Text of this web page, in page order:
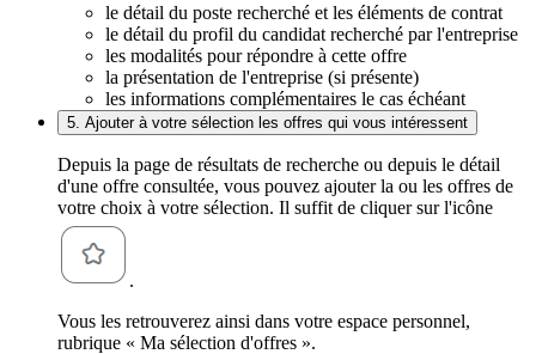
le détail du poste recherché et les éléments de contrat
le détail du profil du candidat recherché par l'entreprise
les modalités pour répondre à cette offre
la présentation de l'entreprise (si présente)
les informations complémentaires le cas échéant
5. Ajouter à votre sélection les offres qui vous intéressent
Depuis la page de résultats de recherche ou depuis le détail
d'une offre consultée, vous pouvez ajouter la ou les offres de
votre choix à votre sélection. Il suffit de cliquer sur l'icône
.
Vous les retrouverez ainsi dans votre espace personnel,
rubrique « Ma sélection d'offres ».